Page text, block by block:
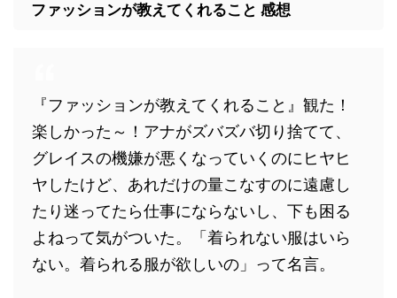
ファッションが教えてくれること 感想
『ファッションが教えてくれること』観た！
楽しかった～！アナがズバズバ切り捨てて、
グレイスの機嫌が悪くなっていくのにヒヤヒ
ヤしたけど、あれだけの量こなすのに遠慮し
たり迷ってたら仕事にならないし、下も困る
よねって気がついた。「着られない服はいら
ない。着られる服が欲しいの」って名言。